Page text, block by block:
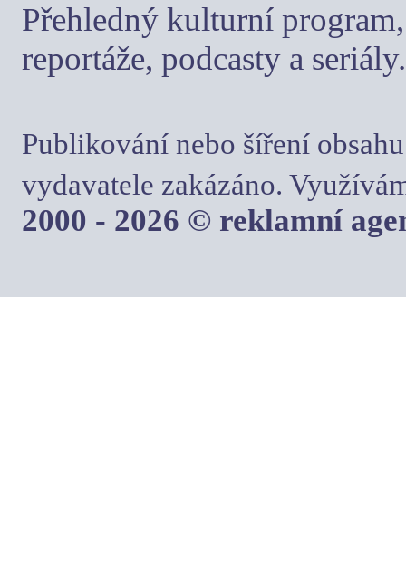
Přehledný kulturní
reportáže, podcasty a seriály.
Publikování nebo šíření
vydavatele zakázáno.
2000 - 2026 © reklamní